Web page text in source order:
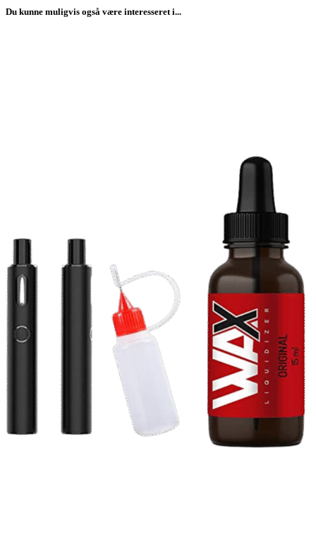
Du kunne muligvis også være interesseret i...